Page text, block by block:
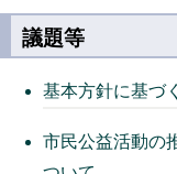
議題等
基本方針に基づ
市民公益活動の